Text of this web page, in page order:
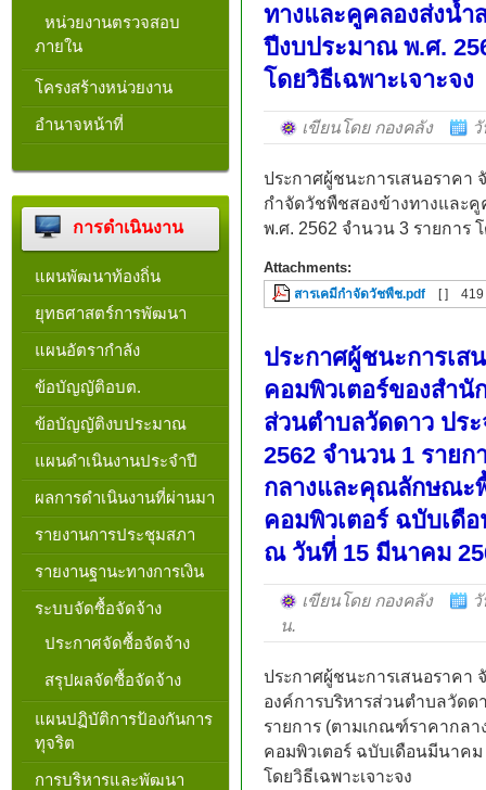
หน่วยงานตรวจสอบ
ภายใน
โครงสร้างหน่วยงาน​
อำนาจหน้าที่
การดำเนินงาน
แผนพัฒนาท้องถิ่น
ยุทธศาสตร์การพัฒนา
แผนอัตรากำลัง
ข้อบัญญัติอบต.
ข้อบัญญัติงบประมาณ
แผนดำเนินงานประจำปี
ผลการดำเนินงานที่ผ่านมา
รายงานการประชุมสภา
รายงานฐานะทางการเงิน
ระบบจัดซื้อจัดจ้าง
ประกาศจัดซื้อจัดจ้าง
สรุปผลจัดซื้อจัดจ้าง
แผนปฏิบัติการป้องกันการ
ทุจริต
การบริหารและพัฒนา
ทางและคูคลองส่งน้ำ
ปีงบประมาณ พ.ศ.
โดยวิธีเฉพาะเจาะจง
เขียนโดย กองคลัง
ประกาศผู้ชนะการเสนอราคา
กำจัดวัชพืชสองข้างทางและ
พ.ศ. 2562 จำนวน 3 รายการ โ
Attachments:
สารเคมีกำจัดวัชพืช.pdf [ ] 419
ประกาศผู้ชนะการเ
คอมพิวเตอร์ของสำนั
ส่วนตำบลวัดดาว ปร
2562 จำนวน 1 ราย
กลางและคุณลักษณ
คอมพิวเตอร์ ฉบับเดื
ณ วันที่ 15 มีนาคม
เขียนโดย กองคลัง
น.
ประกาศผู้ชนะการเสนอราค
องค์การบริหารส่วนตำบลวัดด
รายการ (ตามเกณฑ์ราคาก
คอมพิวเตอร์ ฉบับเดือนมีนาค
โดยวิธีเฉพาะเจาะจง